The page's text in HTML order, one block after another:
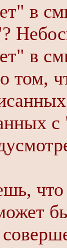
в
в
том,